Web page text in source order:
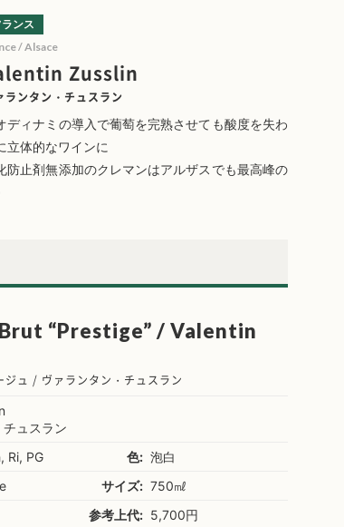
Zusslin
ランタン・チュスラン
ランス
/ Alsace
ディナミの導入で葡萄を完熟させても酸度を失わ
立体的なワインに
防止剤無添加のクレマンはアルザスでも最高峰の
“Prestige” / Valentin
ュ / ヴァランタン・チュスラン
ュスラン
Ri, PG 色: 泡白
サイズ: 750㎖
参考上代: 5,700円